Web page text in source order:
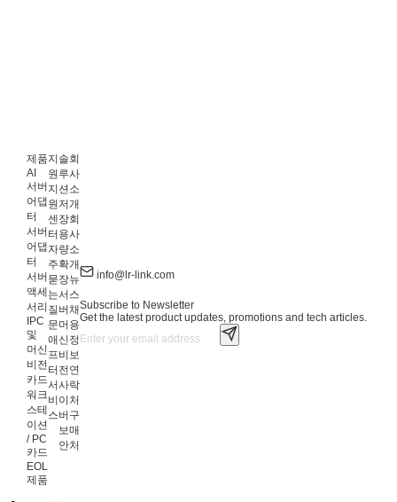
제품
AI
서버
어댑
터
서버
어댑
터
서버
액세
서리
IPC
및
머신
비전
카드
워크
스테
이션
/ PC
카드
EOL
제품
지
원
지
원
센
터
자
주
묻
는
질
문
애
프
터
서
비
스
솔
루
션
저
장
용
량
확
장
서
버
머
신
비
전
사
이
버
보
안
회
사
소
개
회
사
소
개
뉴
스
채
용
정
보
연
락
처
구
매
처
info@lr-link.com
Subscribe to Newsletter
Get the latest product updates, promotions and tech articles.